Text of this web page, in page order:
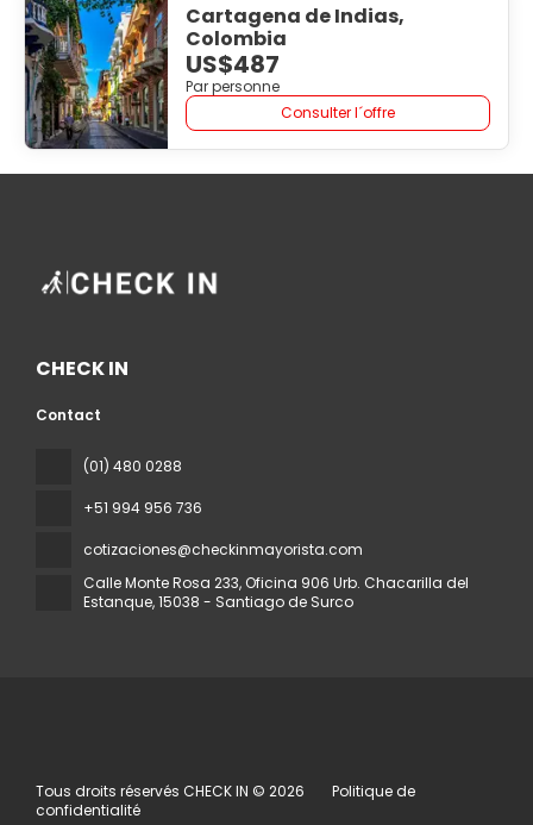
Cartagena de Indias,
Colombia
US$487
Par personne
Consulter l´offre
CHECK IN
Contact
(01) 480 0288
+51 994 956 736
cotizaciones@checkinmayorista.com
Calle Monte Rosa 233, Oficina 906 Urb. Chacarilla del
Estanque, 15038 - Santiago de Surco
Tous droits réservés CHECK IN © 2026
Politique de
confidentialité